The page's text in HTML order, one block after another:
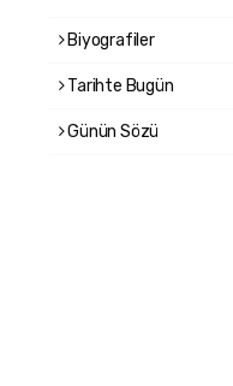
Biyografiler
Tarihte Bugün
Günün Sözü